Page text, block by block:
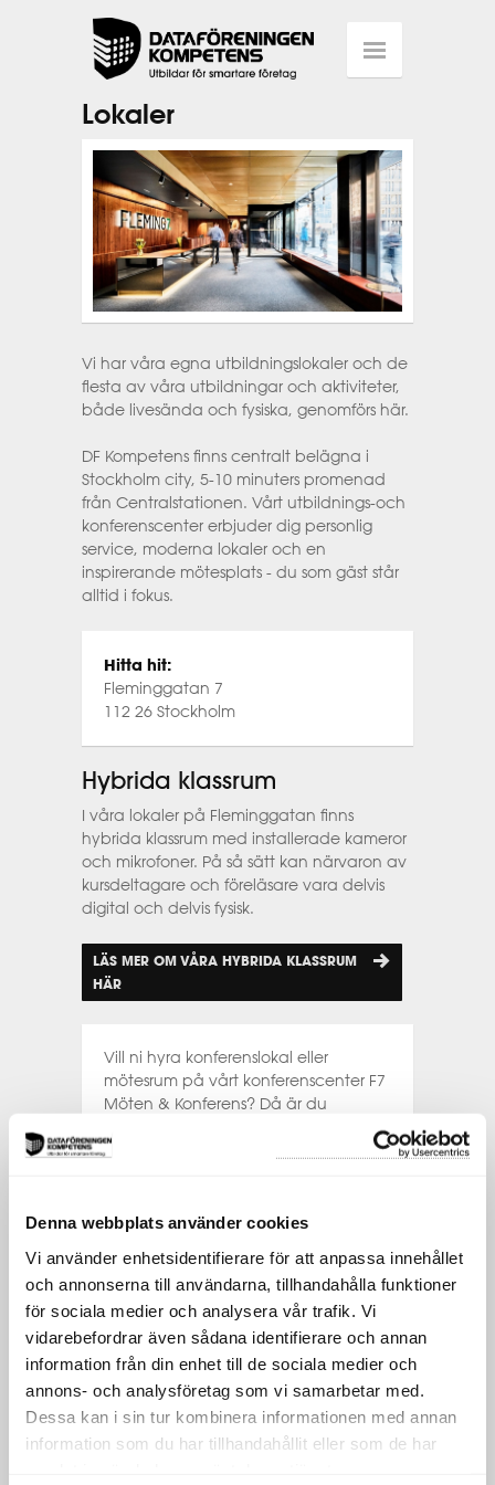
Denna webbplats använder cookies
Vi använder enhetsidentifierare för att anpassa innehållet
och annonserna till användarna, tillhandahålla funktioner
för sociala medier och analysera vår trafik. Vi
vidarebefordrar även sådana identifierare och annan
information från din enhet till de sociala medier och
annons- och analysföretag som vi samarbetar med.
Dessa kan i sin tur kombinera informationen med annan
information som du har tillhandahållit eller som de har
Lokaler
Vi har våra egna utbildningslokaler och de
flesta av våra utbildningar och aktiviteter,
både livesända och fysiska, genomförs här.
DF Kompetens finns centralt belägna i
Stockholm city, 5-10 minuters promenad
från Centralstationen. Vårt utbildnings-och
konferenscenter erbjuder dig personlig
service, moderna lokaler och en
inspirerande mötesplats - du som gäst står
alltid i fokus.
Hitta hit:
Fleminggatan 7
112 26 Stockholm
Hybrida klassrum
I våra lokaler på Fleminggatan finns
hybrida klassrum med installerade kameror
och mikrofoner. På så sätt kan närvaron av
kursdeltagare och föreläsare vara delvis
digital och delvis fysisk.
LÄS MER OM VÅRA HYBRIDA KLASSRUM
HÄR
Vill ni hyra konferenslokal eller
mötesrum på vårt konferenscenter F7
Möten & Konferens? Då är du
info@flemingsju.se
08-12 09
OM OSS
DATAFÖRENINGEN KOMPETENS
KONTAKT
DATAFÖRENINGEN
PARTNERS